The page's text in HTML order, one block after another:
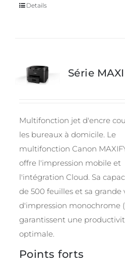
Details
Série
Multifonction jet d'encre
les bureaux à domicile. Le
multifonction Canon
offre l'impression mobile et
l'intégration Cloud. Sa
de 500 feuilles et sa grande
d'impression monochrome
garantissent une
optimale.
Points forts